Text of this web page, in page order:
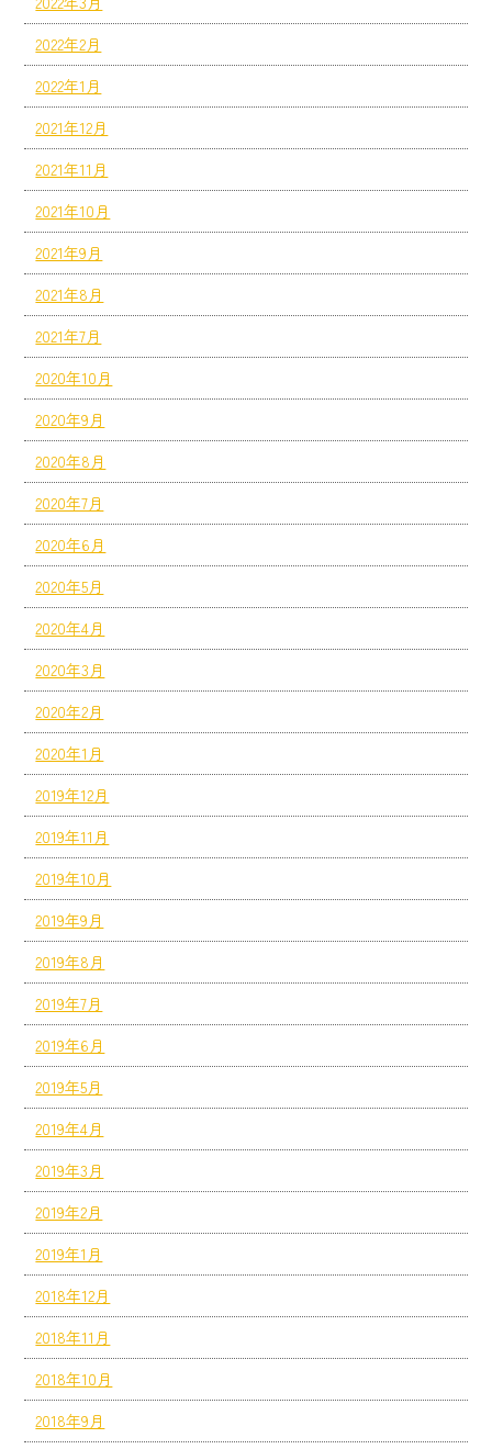
2022年2月
2022年1月
2021年12月
2021年11月
2021年10月
2021年9月
2021年8月
2021年7月
2020年10月
2020年9月
2020年8月
2020年7月
2020年6月
2020年5月
2020年4月
2020年3月
2020年2月
2020年1月
2019年12月
2019年11月
2019年10月
2019年9月
2019年8月
2019年7月
2019年6月
2019年5月
2019年4月
2019年3月
2019年2月
2019年1月
2018年12月
2018年11月
2018年10月
2018年9月